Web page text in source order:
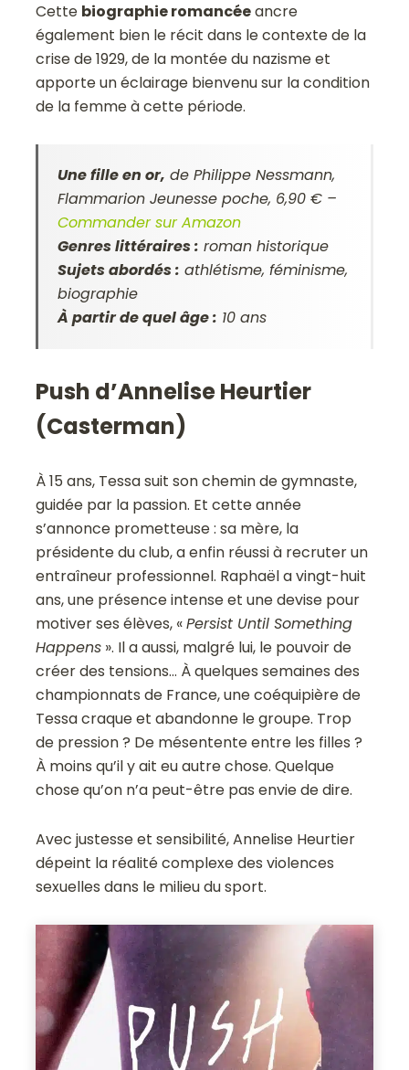
Cette biographie romancéeancre
également bien le récit dans le contexte de la
crise de 1929, de la montée du nazisme et
apporte un éclairage bienvenu sur la condition
de la femme à cette période.
Une fille en or, de Philippe Nessmann,
Flammarion Jeunesse poche, 6,90 € –
Commander sur Amazon
Genres littéraires : roman historique
Sujets abordés : athlétisme, féminisme,
biographie
À partir de quel âge : 10 ans
Push d’Annelise Heurtier
(Casterman)
À 15 ans, Tessa suit son chemin de gymnaste,
guidée par la passion. Et cette année
s’annonce prometteuse : sa mère, la
présidente du club, a enfin réussi à recruter un
entraîneur professionnel. Raphaël a vingt-huit
ans, une présence intense et une devise pour
motiver ses élèves, «Persist Until Something
Happens ». Il a aussi, malgré lui, le pouvoir de
créer des tensions… À quelques semaines des
championnats de France, une coéquipière de
Tessa craque et abandonne le groupe. Trop
de pression ? De mésentente entre les filles ?
À moins qu’il y ait eu autre chose. Quelque
chose qu’on n’a peut-être pas envie de dire.
Avec justesse et sensibilité, Annelise Heurtier
dépeint la réalité complexe des violences
sexuelles dans le milieu du sport.